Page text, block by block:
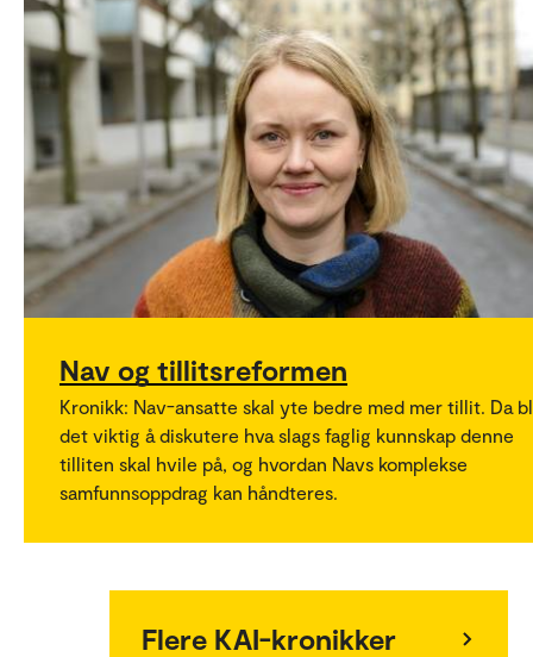
Nav og tillitsreformen
Kronikk: Nav-ansatte skal yte bedre med mer tillit. Da
det viktig å diskutere hva slags faglig kunnskap denne
tilliten skal hvile på, og hvordan Navs komplekse
samfunnsoppdrag kan håndteres.
Flere KAI-kronikker